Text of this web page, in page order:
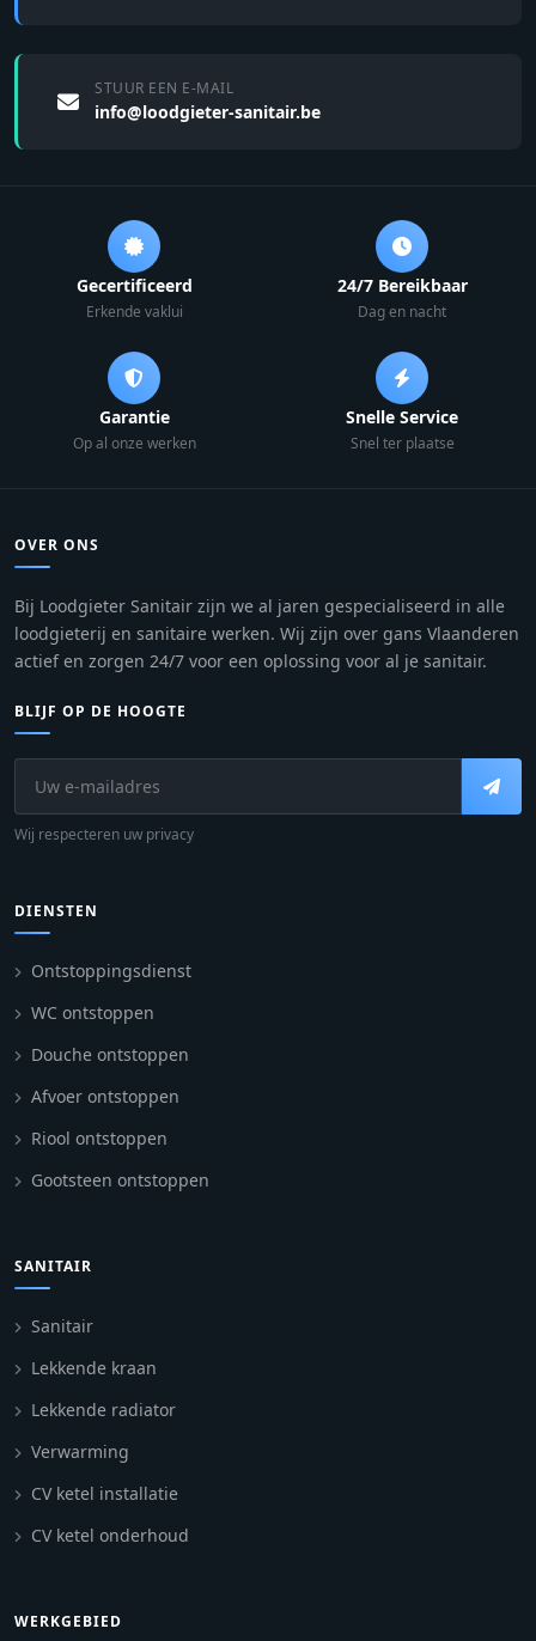
STUUR EEN E-MAIL
info@loodgieter-sanitair.be
Gecertificeerd
Erkende vaklui
24/7 Bereikbaar
Dag en nacht
Garantie
Op al onze werken
Snelle Service
Snel ter plaatse
OVER ONS
Bij Loodgieter Sanitair zijn we al jaren gespecialiseerd in alle
loodgieterij en sanitaire werken. Wij zijn over gans Vlaanderen
actief en zorgen 24/7 voor een oplossing voor al je sanitair.
BLIJF OP DE HOOGTE
Wij respecteren uw privacy
DIENSTEN
Ontstoppingsdienst
WC ontstoppen
Douche ontstoppen
Afvoer ontstoppen
Riool ontstoppen
Gootsteen ontstoppen
SANITAIR
Sanitair
Lekkende kraan
Lekkende radiator
Verwarming
CV ketel installatie
CV ketel onderhoud
WERKGEBIED